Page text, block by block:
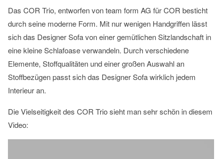
Das COR Trio, entworfen von team form AG für COR besticht
durch seine moderne Form. Mit nur wenigen Handgriffen lässt
sich das Designer Sofa von einer gemütlichen Sitzlandschaft in
eine kleine Schlafoase verwandeln. Durch verschiedene
Elemente, Stoffqualitäten und einer großen Auswahl an
Stoffbezügen passt sich das Designer Sofa wirklich jedem
Interieur an.
Die Vielseitigkeit des COR Trio sieht man sehr schön in diesem
Video: